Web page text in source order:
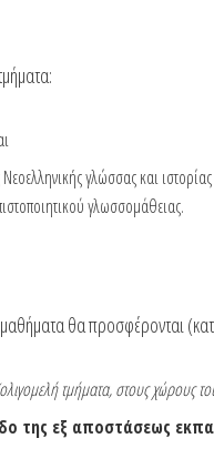
γλώσσας και
γλωσσομάθειας.
θα προσφέρονται
τμήματα, στους χώρους
της εξ αποστάσεως